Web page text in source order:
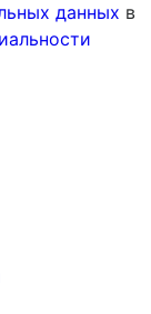
данных в